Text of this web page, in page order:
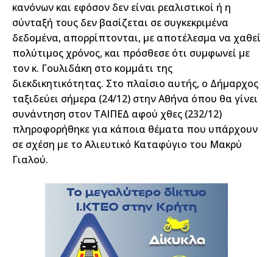
κανόνων και εφόσον δεν είναι ρεαλιστικοί ή η
σύνταξή τους δεν βασίζεται σε συγκεκριμένα
δεδομένα, απορρίπτονται, με αποτέλεσμα να χαθεί
πολύτιμος χρόνος, και πρόσθεσε ότι συμφωνεί με
τον κ. Γουλιδάκη στο κομμάτι της
διεκδικητικότητας. Στο πλαίσιο αυτής, ο Δήμαρχος
ταξιδεύει σήμερα (24/12) στην Αθήνα όπου θα γίνει
συνάντηση στον ΤΑΙΠΕΔ αφού χθες (232/12)
πληροφορήθηκε για κάποια θέματα που υπάρχουν
σε σχέση με το Αλιευτικό Καταφύγιο του Μακρύ
Γιαλού.